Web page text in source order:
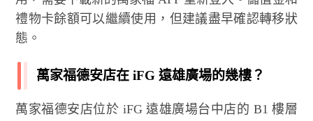
禮物卡餘額可以繼續使用，但建議盡早確認轉移狀
態。
萬家福德安店在 iFG 遠雄廣場的幾樓？
萬家福德安店位於 iFG 遠雄廣場台中店的 B1 樓層